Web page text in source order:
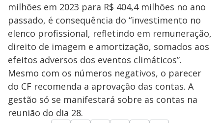
milhões em 2023 para R$ 404,4 milhões no ano
passado, é consequência do “investimento no
elenco profissional, refletindo em remuneração,
direito de imagem e amortização, somados aos
efeitos adversos dos eventos climáticos”.
Mesmo com os números negativos, o parecer
do CF recomenda a aprovação das contas. A
gestão só se manifestará sobre as contas na
reunião do dia 28.